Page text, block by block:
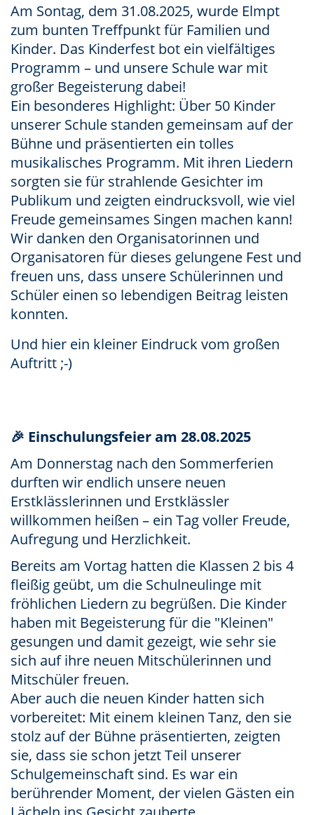
Am Sontag, dem 31.08.2025, wurde Elmpt
zum bunten Treffpunkt für Familien und
Kinder. Das Kinderfest bot ein vielfältiges
Programm – und unsere Schule war mit
großer Begeisterung dabei!
Ein besonderes Highlight: Über 50 Kinder
unserer Schule standen gemeinsam auf der
Bühne und präsentierten ein tolles
musikalisches Programm. Mit ihren Liedern
sorgten sie für strahlende Gesichter im
Publikum und zeigten eindrucksvoll, wie viel
Freude gemeinsames Singen machen kann!
Wir danken den Organisatorinnen und
Organisatoren für dieses gelungene Fest und
freuen uns, dass unsere Schülerinnen und
Schüler einen so lebendigen Beitrag leisten
konnten.
Und hier ein kleiner Eindruck vom großen
Auftritt ;-)
🎉 Einschulungsfeier am 28.08.2025
Am Donnerstag nach den Sommerferien
durften wir endlich unsere neuen
Erstklässlerinnen und Erstklässler
willkommen heißen – ein Tag voller Freude,
Aufregung und Herzlichkeit.
Bereits am Vortag hatten die Klassen 2 bis 4
fleißig geübt, um die Schulneulinge mit
fröhlichen Liedern zu begrüßen. Die Kinder
haben mit Begeisterung für die "Kleinen"
gesungen und damit gezeigt, wie sehr sie
sich auf ihre neuen Mitschülerinnen und
Mitschüler freuen.
Aber auch die neuen Kinder hatten sich
vorbereitet: Mit einem kleinen Tanz, den sie
stolz auf der Bühne präsentierten, zeigten
sie, dass sie schon jetzt Teil unserer
Schulgemeinschaft sind. Es war ein
berührender Moment, der vielen Gästen ein